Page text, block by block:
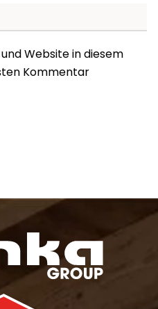
Website in diesem
Kommentar